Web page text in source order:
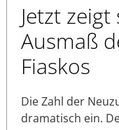
Jetzt
Ausmaß
Fiaskos
Die Zahl der
dramatisch ein.